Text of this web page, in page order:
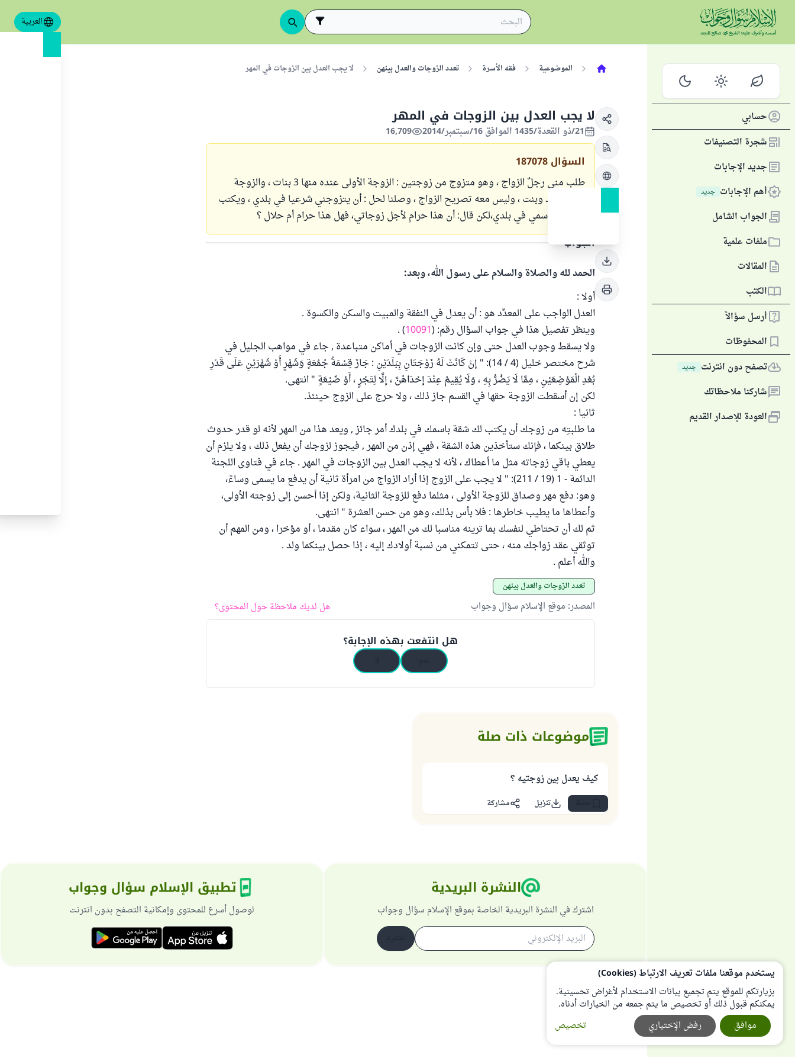
العربية
حسابي
شجرة التصنيفات
جديد الإجابات
أهم الإجابات جديد
الجواب الشامل
ملفات علمية
المقالات
الكتب
أرسل سؤالاً
المحفوظات
تصفح دون انترنت جديد
شاركنا ملاحظاتك
العودة للإصدار القديم
الموضوعية فقه الأسرة تعدد الزوجات والعدل بينهن لا يجب العدل بين الزوجات في المهر
لا يجب العدل بين الزوجات في المهر
21/ذو القعدة/1435 الموافق 16/سبتمبر/2014 16,709
السؤال 187078
طلب مني رجلٌ الزواج ، وهو متزوج من زوجتين : الزوجة الأولى عنده منها 3 بنات ، والزوجة
الثانية ولد وبنت ، وليس معه تصريح الزواج ، وصلنا لحل : أن يتزوجني شرعيا في بلدي ، ويكتب
لي شقة باسمي في بلدي،لكن قال: أن هذا حرام لأجل زوجاتي، فهل هذا حرام أم حلال ؟
الجواب
الحمد لله والصلاة والسلام على رسول الله، وبعد:
أولا :
العدل الواجب على المعدِّد هو : أن يعدل في النفقة والمبيت والسكن والكسوة .
وينظر تفصيل هذا في جواب السؤال رقم: (10091
) .
ولا يسقط وجوب العدل حتى وإن كانت الزوجات في أماكن متباعدة , جاء في مواهب الجليل في
شرح مختصر خليل (4 / 14): " إنْ كَانَتْ لَهُ زَوْجَتَانِ بِبَلَدَيْنِ : جَازَ قِسْمَةُ جُمُعَةٍ وَشَهْرٍ أَوْ شَهْرَيْنِ عَلَى قَدْرِ
بُعْدِ الْمَوْضِعَيْنِ ، مِمَّا لَا يَضُرُّ بِهِ ، وَلَا يُقِيمُ عِنْدَ إحْدَاهُنَّ ، إلَّا لِتَجْرٍ ، أَوْ ضَيْعَةٍ " انتهى.
لكن إن أسقطت الزوجة حقها في القسم جاز ذلك ، ولا حرج على الزوج حينئذ.
ثانيا :
ما طلبتِه من زوجك أن يكتب لك شقة باسمك في بلدك أمر جائز , ويعد هذا من المهر لأنه لو قدر حدوث
طلاق بينكما ، فإنك ستأخذين هذه الشقة ، فهي إذن من المهر , فيجوز لزوجك أن يفعل ذلك ، ولا يلزم أن
يعطي باقي زوجاته مثل ما أعطاك ، لأنه لا يجب العدل بين الزوجات في المهر . جاء في فتاوى اللجنة
الدائمة - 1 (19 / 211): " لا يجب على الزوج إذا أراد الزواج من امرأة ثانية أن يدفع ما يسمى وساءً،
وهو: دفع مهر وصداق للزوجة الأولى ، مثلما دفع للزوجة الثانية، ولكن إذا أحسن إلى زوجته الأولى،
وأعطاها ما يطيب خاطرها : فلا بأس بذلك، وهو من حسن العشرة " انتهى.
ثم لك أن تحتاطي لنفسك بما ترينه مناسبا لك من المهر ، سواء كان مقدما ، أو مؤخرا ، ومن المهم أن
توثقي عقد زواجك منه ، حتى تتمكني من نسبة أولادك إليه ، إذا حصل بينكما ولد .
والله أعلم .
تعدد الزوجات والعدل بينهن
المصدر: موقع الإسلام سؤال وجواب هل لديك ملاحظة حول المحتوى؟
هل انتفعت بهذه الإجابة؟
موضوعات ذات صلة
كيف يعدل بين زوجتيه ؟
تنزيل مشاركة
النشرة البريدية
اشترك في النشرة البريدية الخاصة بموقع الإسلام سؤال وجواب
تطبيق الإسلام سؤال وجواب
لوصول أسرع للمحتوى وإمكانية التصفح بدون انترنت
يستخدم موقعنا ملفات تعريف الارتباط (Cookies)
بزيارتكم للموقع يتم تجميع بيانات الاستخدام لأغراض تحسينية.
يمكنكم قبول ذلك أو تخصيص ما يتم جمعه من الخيارات أدناه.
تخصيص
رفض الإختياري موافق